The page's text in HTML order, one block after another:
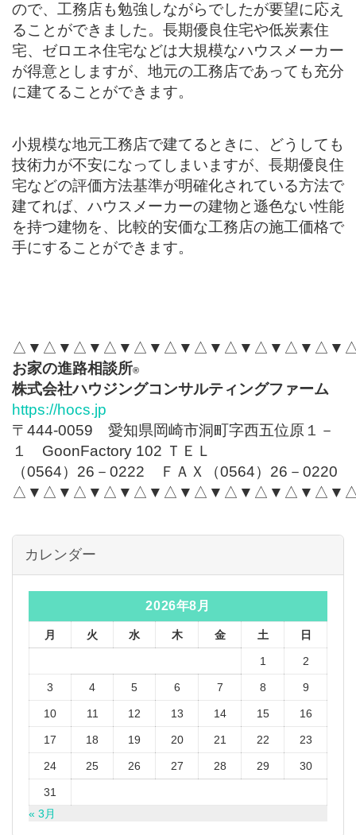
ので、工務店も勉強しながらでしたが要望に応え
ることができました。長期優良住宅や低炭素住
宅、ゼロエネ住宅などは大規模なハウスメーカー
が得意としますが、地元の工務店であっても充分
に建てることができます。
小規模な地元工務店で建てるときに、どうしても
技術力が不安になってしまいますが、長期優良住
宅などの評価方法基準が明確化されている方法で
建てれば、ハウスメーカーの建物と遜色ない性能
を持つ建物を、比較的安価な工務店の施工価格で
手にすることができます。
お家の進路相談所®
株式会社ハウジングコンサルティングファーム
https://hocs.jp
〒444-0059 愛知県岡崎市洞町字西五位原１－
１ GoonFactory 102 ＴＥＬ
（0564）26－0222 ＦＡＸ（0564）26－0220
カレンダー
2026年8月
月 火 水 木 金 土 日
1 2
3 4 5 6 7 8 9
10 11 12 13 14 15 16
17 18 19 20 21 22 23
24 25 26 27 28 29 30
31
« 3月